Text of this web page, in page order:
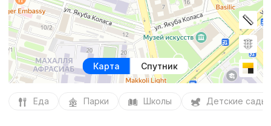
Карта Спутник
Еда Парки Школы Детские сады